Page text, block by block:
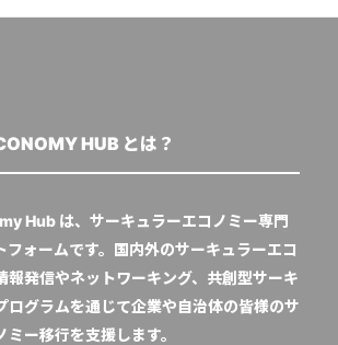
HUB とは？
Hub は、サーキュラーエコノミー専門
フォームです。国内外のサーキュラーエコ
報発信やネットワーキング、共創型サーキ
ログラムを通じて企業や自治体の皆様のサ
ー移行を支援します。